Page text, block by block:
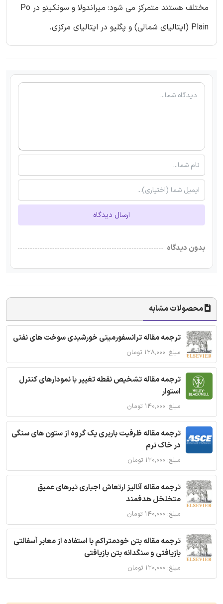
مختلف هستند متمرکز می شود: میراندولا و سونکینو در Po
Plain (ایتالیای شمالی) و پگلیو در ایتالیای مرکزی.
ارسال دیدگاه
بدون دیدگاه
محصولات مشابه
ترجمه مقاله ترانسفورمیتی خورشیدی سوخت های نفتی
مبلغ: ۱۲۸,۰۰۰ تومان
ترجمه مقاله تشخیص نقطه تغییر با نمودارهای کنترل
استوار
مبلغ: ۱۴۰,۰۰۰ تومان
ترجمه مقاله ظرفیت باربری یک گروه از ستون های سنگی
در خاک نرم
مبلغ: ۱۲۰,۰۰۰ تومان
ترجمه مقاله آنالیز ارتعاش اجباری تیرهای عمیق
متخلخل هدفمند
مبلغ: ۱۴۰,۰۰۰ تومان
ترجمه مقاله بتن خودمتراکم با استفاده از معابر آسفالتی
بازیافتی و سنگدانه بتن بازیافتی
مبلغ: ۱۲۰,۰۰۰ تومان